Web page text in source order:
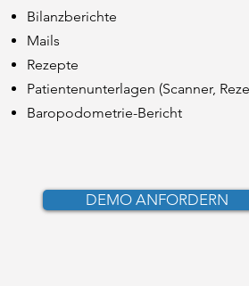
Bilanzberichte
Mails
Rezepte
Patientenunterlagen (Scanner,
Baropodometrie-Bericht
DEMO ANFORDERN